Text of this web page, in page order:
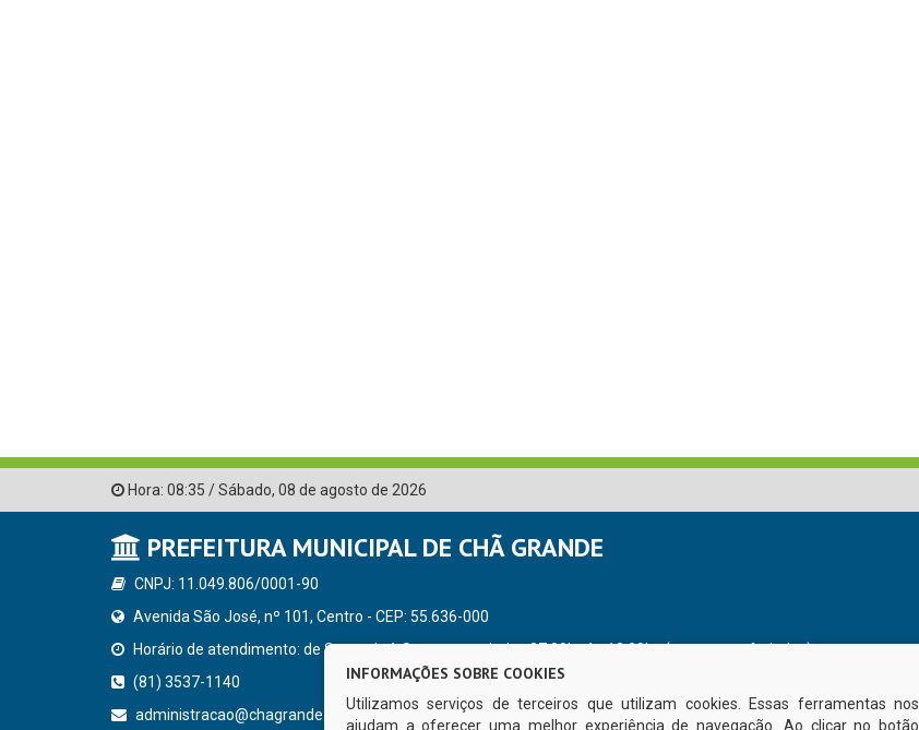
Hora: 08:35 /Sábado, 08 de agosto de 2026
PREFEITURA MUNICIPAL DE CHÃ GRANDE
CNPJ: 11.049.806/0001-90
Avenida São José, nº 101, Centro - CEP: 55.636-000
Horário de atendimento: de Segunda à Sexta, a partir das 07:00hs às 13:00hs (exceto nos feriados)
(81) 3537-1140
administracao@chagrande.pe.gov.br
INFORMAÇÕES SOBRE COOKIES
Utilizamos serviços de terceiros que utilizam cookies. Essas ferramentas nos
ajudam a oferecer uma melhor experiência de navegação. Ao clicar no botão